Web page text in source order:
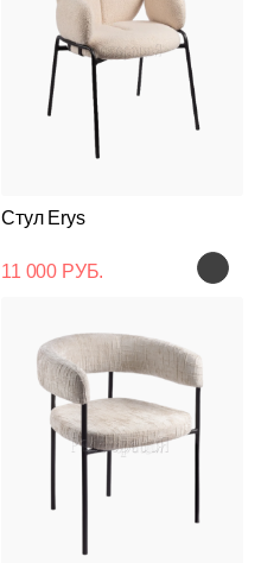
Стул Erys
11 000 РУБ.